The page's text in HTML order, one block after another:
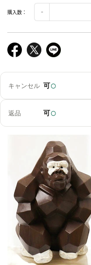
購入数：
キャンセル 可○
返品 可○